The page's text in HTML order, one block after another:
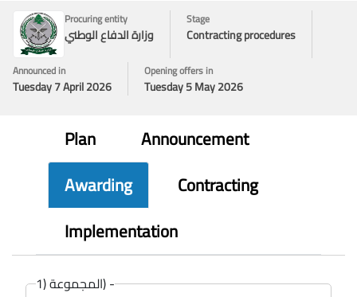
Procuring entity
وزارة الدفاع الوطني
Stage
Contracting procedures
Announced in
Tuesday 7 April 2026
Opening offers in
Tuesday 5 May 2026
Plan
Announcement
Awarding
Contracting
Implementation
المجموعة (1) -